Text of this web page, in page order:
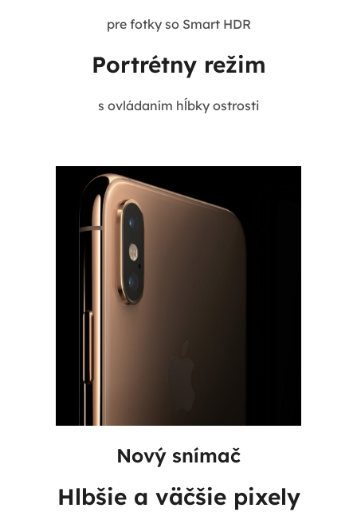
pre fotky so Smart HDR
Portrétny režim
s ovládaním hĺbky ostrosti
Nový snímač
Hlbšie a väčšie pixely